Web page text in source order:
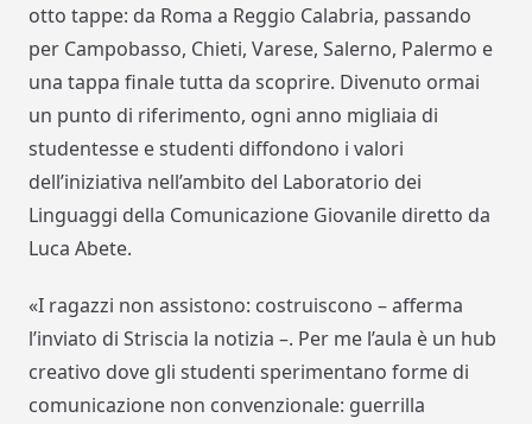
otto tappe: da Roma a Reggio Calabria, passando
per Campobasso, Chieti, Varese, Salerno, Palermo e
una tappa finale tutta da scoprire. Divenuto ormai
un punto di riferimento, ogni anno migliaia di
studentesse e studenti diffondono i valori
dell’iniziativa nell’ambito del Laboratorio dei
Linguaggi della Comunicazione Giovanile diretto da
Luca Abete.
«I ragazzi non assistono: costruiscono – afferma
l’inviato di Striscia la notizia –. Per me l’aula è un hub
creativo dove gli studenti sperimentano forme di
comunicazione non convenzionale: guerrilla